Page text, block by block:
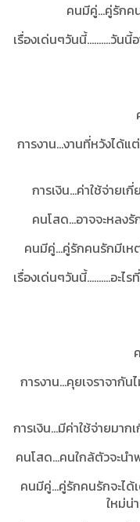
คนมีคู่...คู่รักค
เรื่องเด่นๆวันนี้..........วัน
การงาน...งานที่หวังได้แ
การเงิน...ค่าใช้จ่าย
คนโสด...อาจจะหลง
คนมีคู่...คู่รักคนรักมีเ
เรื่องเด่นๆวันนี้..........อะ
การงาน...คุยเจราจากั
การเงิน...มีค่าใช้จ่ายมา
คนโสด...คนใกล้ตัวจะน
คนมีคู่...คู่รักคนรักจะไ
ใหม่น่